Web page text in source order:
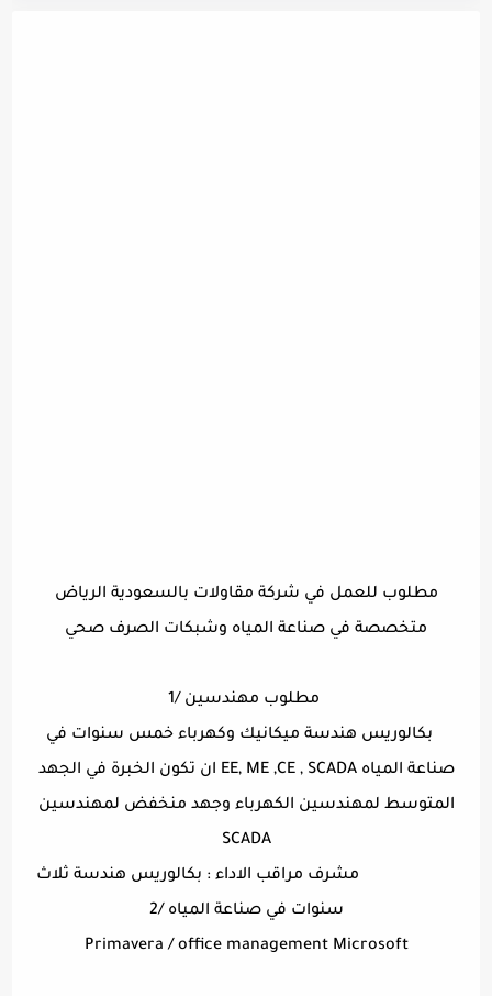
مطلوب للعمل في شركة مقاولات بالسعودية الرياض
متخصصة في صناعة المياه وشبكات الصرف صحي
مطلوب مهندسين /1
بكالوريس هندسة ميكانيك وكهرباء خمس سنوات في
صناعة المياه EE, ME ,CE , SCADA ان تكون الخبرة في الجهد
المتوسط لمهندسين الكهرباء وجهد منخفض لمهندسين
SCADA
مشرف مراقب الاداء : بكالوريس هندسة ثلاث
سنوات في صناعة المياه /2
Primavera / office management Microsoft